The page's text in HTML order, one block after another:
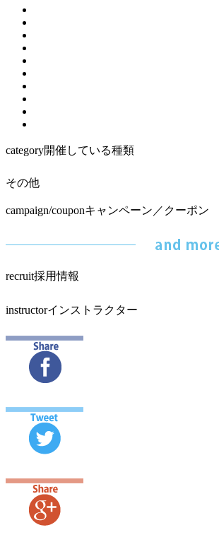
category開催している種類
その他
campaign/couponキャンペーン／クーポン
recruit採用情報
instructorインストラクター